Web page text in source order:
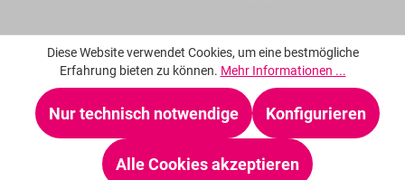
Diese Website verwendet Cookies, um eine bestmögliche
Erfahrung bieten zu können. Mehr Informationen ...
Nur technisch notwendige Konfigurieren
Alle Cookies akzeptieren